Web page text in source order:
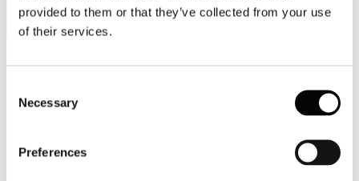
provided to them or that they’ve collected from your use
of their services.
Selection
Necessary
Preferences
Tel. +39 02-290.03018 r.a